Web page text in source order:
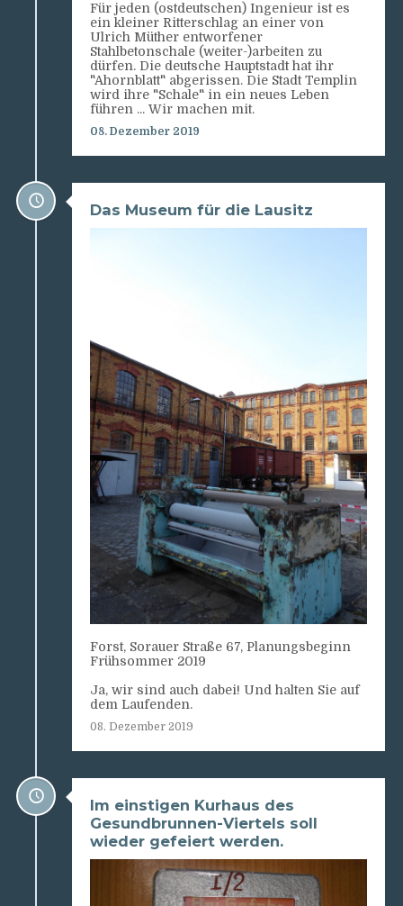
Für jeden (ostdeutschen) Ingenieur ist es
ein kleiner Ritterschlag an einer von
Ulrich Müther entworfener
Stahlbetonschale (weiter-)arbeiten zu
dürfen. Die deutsche Hauptstadt hat ihr
"Ahornblatt" abgerissen. Die Stadt Templin
wird ihre "Schale" in ein neues Leben
führen ... Wir machen mit.
08. Dezember 2019
Das Museum für die Lausitz
Forst, Sorauer Straße 67, Planungsbeginn
Frühsommer 2019
Ja, wir sind auch dabei! Und halten Sie auf
dem Laufenden.
08. Dezember 2019
Im einstigen Kurhaus des
Gesundbrunnen-Viertels soll
wieder gefeiert werden.